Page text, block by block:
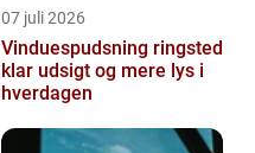
07 juli 2026
Vinduespudsning ringsted
klar udsigt og mere lys i
hverdagen